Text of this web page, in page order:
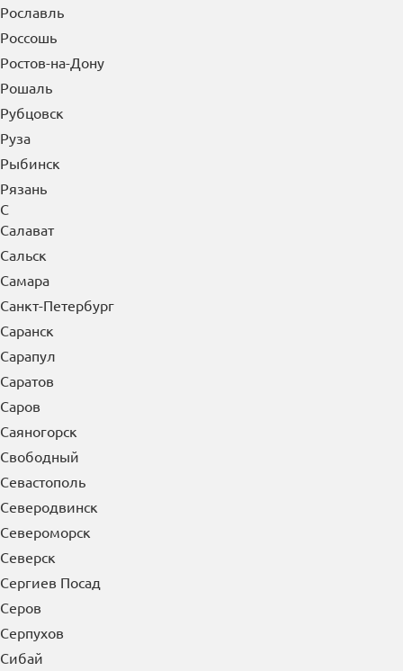
Реутов
Ржев
Рославль
Россошь
Ростов-на-Дону
Рошаль
Рубцовск
Руза
Рыбинск
Рязань
С
Салават
Сальск
Самара
Санкт-Петербург
Саранск
Сарапул
Саратов
Саров
Саяногорск
Свободный
Севастополь
Северодвинск
Североморск
Северск
Сергиев Посад
Серов